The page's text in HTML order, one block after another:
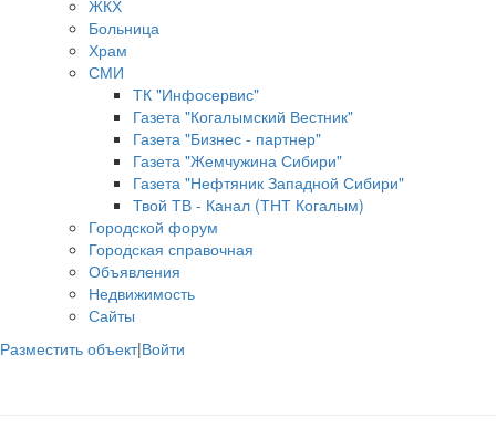
ЖКХ
Больница
Храм
СМИ
ТК "Инфосервис"
Газета "Когалымский Вестник"
Газета "Бизнес - партнер"
Газета "Жемчужина Сибири"
Газета "Нефтяник Западной Сибири"
Твой ТВ - Канал (ТНТ Когалым)
Городской форум
Городская справочная
Объявления
Недвижимость
Сайты
Разместить объект|Войти